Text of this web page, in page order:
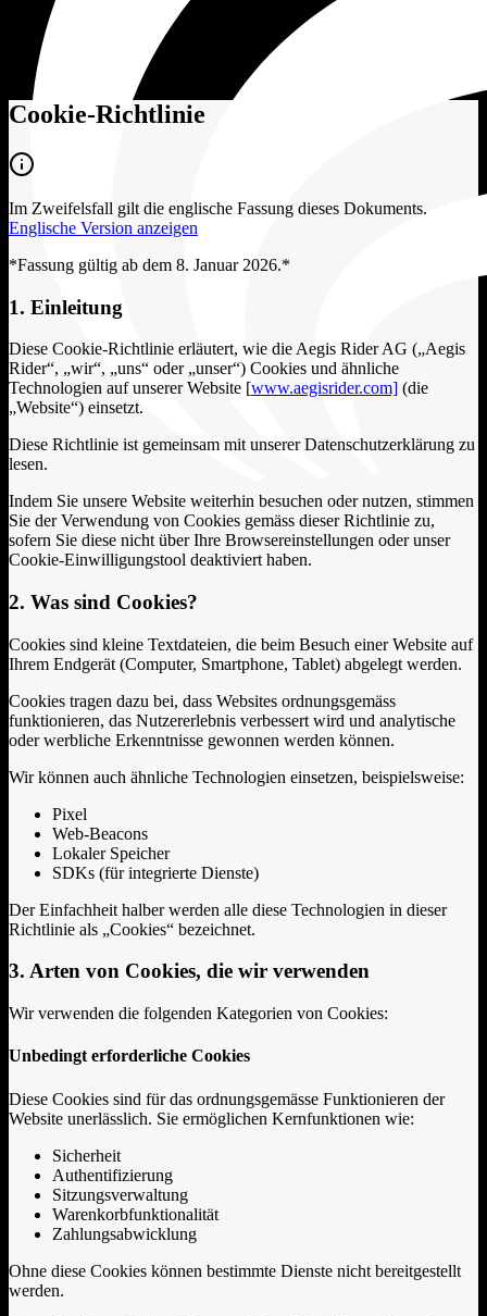
Cookie-Richtlinie
Im Zweifelsfall gilt die englische Fassung dieses Dokuments.
Englische Version anzeigen
*Fassung gültig ab dem 8. Januar 2026.*
1. Einleitung
Diese Cookie-Richtlinie erläutert, wie die Aegis Rider AG („Aegis
Rider“, „wir“, „uns“ oder „unser“) Cookies und ähnliche
Technologien auf unserer Website [www.aegisrider.com] (die
„Website“) einsetzt.
Diese Richtlinie ist gemeinsam mit unserer Datenschutzerklärung zu
lesen.
Indem Sie unsere Website weiterhin besuchen oder nutzen, stimmen
Sie der Verwendung von Cookies gemäss dieser Richtlinie zu,
sofern Sie diese nicht über Ihre Browsereinstellungen oder unser
Cookie-Einwilligungstool deaktiviert haben.
2. Was sind Cookies?
Cookies sind kleine Textdateien, die beim Besuch einer Website auf
Ihrem Endgerät (Computer, Smartphone, Tablet) abgelegt werden.
Cookies tragen dazu bei, dass Websites ordnungsgemäss
funktionieren, das Nutzererlebnis verbessert wird und analytische
oder werbliche Erkenntnisse gewonnen werden können.
Wir können auch ähnliche Technologien einsetzen, beispielsweise:
Pixel
Web-Beacons
Lokaler Speicher
SDKs (für integrierte Dienste)
Der Einfachheit halber werden alle diese Technologien in dieser
Richtlinie als „Cookies“ bezeichnet.
3. Arten von Cookies, die wir verwenden
Wir verwenden die folgenden Kategorien von Cookies:
Unbedingt erforderliche Cookies
Diese Cookies sind für das ordnungsgemässe Funktionieren der
Website unerlässlich. Sie ermöglichen Kernfunktionen wie:
Sicherheit
Authentifizierung
Sitzungsverwaltung
Warenkorbfunktionalität
Zahlungsabwicklung
Ohne diese Cookies können bestimmte Dienste nicht bereitgestellt
werden.